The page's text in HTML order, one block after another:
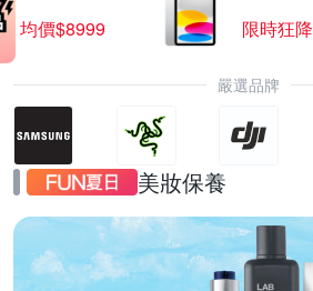
均價$8999
限時狂降
嚴選品牌
美妝保養